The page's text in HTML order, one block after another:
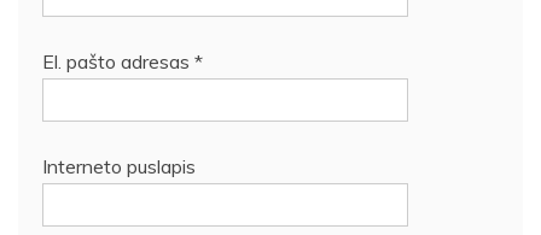
El. pašto adresas *
Interneto puslapis